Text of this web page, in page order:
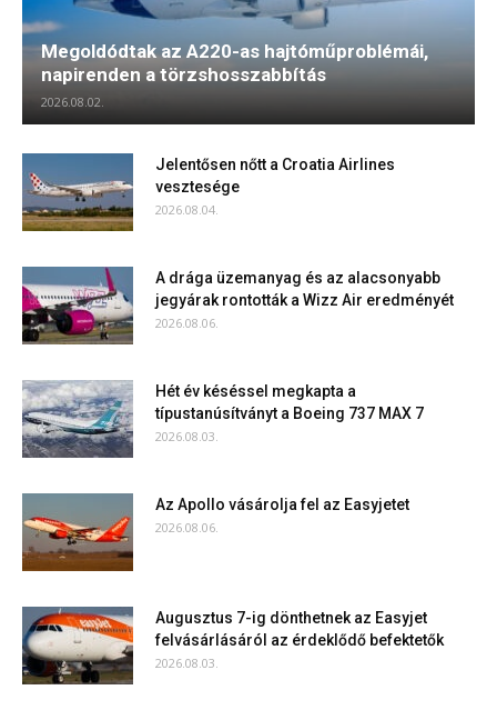
Megoldódtak az A220-as hajtóműproblémái,
napirenden a törzshosszabbítás
2026.08.02.
Jelentősen nőtt a Croatia Airlines
vesztesége
2026.08.04.
A drága üzemanyag és az alacsonyabb
jegyárak rontották a Wizz Air eredményét
2026.08.06.
Hét év késéssel megkapta a
típustanúsítványt a Boeing 737 MAX 7
2026.08.03.
Az Apollo vásárolja fel az Easyjetet
2026.08.06.
Augusztus 7-ig dönthetnek az Easyjet
felvásárlásáról az érdeklődő befektetők
2026.08.03.